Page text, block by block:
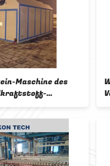
Maschine des
AAC